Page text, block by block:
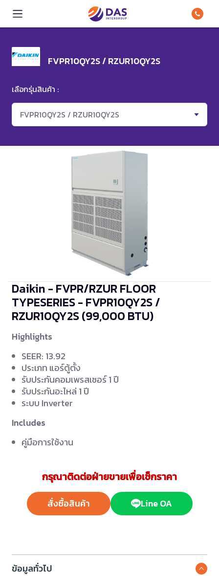
FVPR10QY2S / RZUR10QY2S
เลือกรุ่นสินค้า :
FVPR10QY2S / RZUR10QY2S
Daikin - FVPR/RZUR FLOOR
TYPESERIES - FVPR10QY2S /
RZUR10QY2S(99,000 BTU)
Highlights
SEER: 13.92
ประเภท แอร์ตู้ตั้ง
รับประกันคอมเพรสเซอร์ 1 ปี
รับประกันอะไหล่ 1 ปี
ระบบ Inverter
Includes
คู่มือการใช้งาน
กรุณาติดต่อฝ่ายขายเพื่อเช็กราคา
สั่งซื้อสินค้า Line OA
ข้อมูลทั่วไป